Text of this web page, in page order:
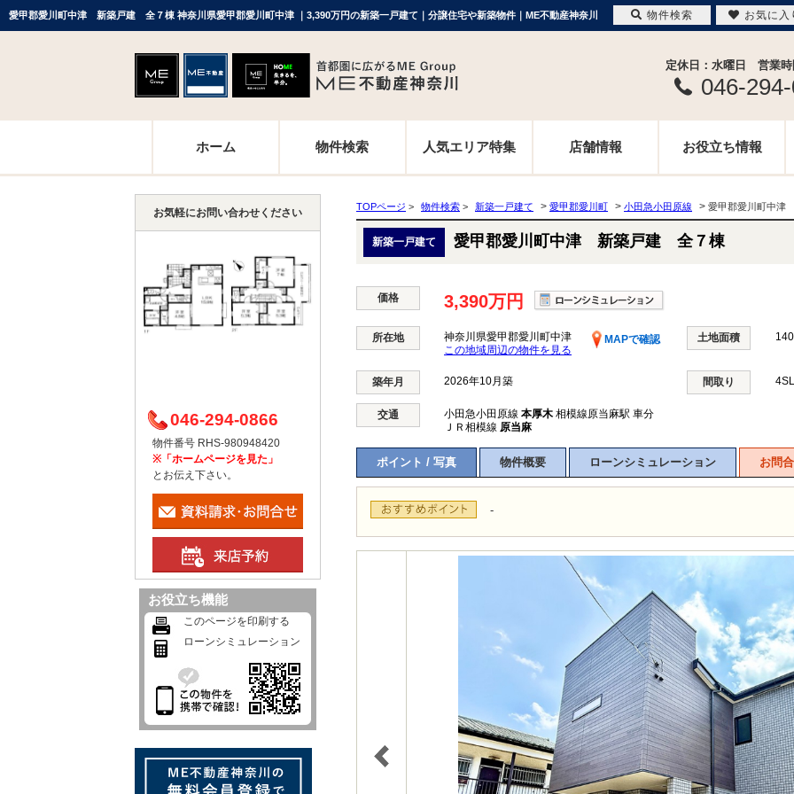
愛甲郡愛川町中津 新築戸建 全７棟 神奈川県愛甲郡愛川町中津 ｜3,390万円の新築一戸建て｜分譲住宅や新築物件｜ME不動産神奈川
定休日：水曜日 営業
046-
ホーム 物件検索 人気エリア特集 店舗情報 お役立ち情報
TOPページ > 物件検索 > 新築一戸建て > 愛甲郡愛川町 > 小田急小田原線 > 愛甲郡愛川町中
新築一戸建て 愛甲郡愛川町中津 新築戸建 全７棟
価格 3,390万円
所在地 神奈川県愛甲郡愛川町中津
MAPで確認
この地域周辺の物件を見る
土地面積
築年月 2026年10月築 間取り
交通 小田急小田原線 本厚木 相模線原当麻駅 車分
ＪＲ相模線 原当麻
ポイント / 写真 物件概要 ローンシミュレーション お問
-
お気軽にお問い合わせください
046-294-0866
物件番号 RHS-980948420
※「ホームページを見た」
とお伝え下さい。
お役立ち機能
このページを印刷する
ローンシミュレーション
物件検索 お気に入